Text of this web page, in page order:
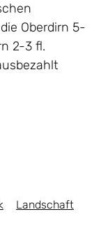
Oberdirn 5-
2-3 fl.
Landschaft